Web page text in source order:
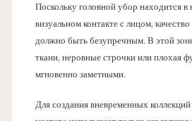
Поскольку головной убор находится в
визуальном контакте с лицом,
должно быть безупречным. В этой
ткани, неровные строчки или плохая
мгновенно заметными.
Для создания вневременных